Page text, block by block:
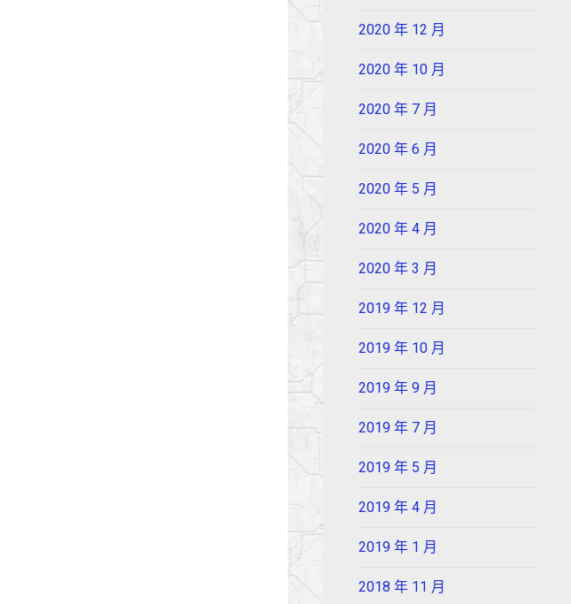
2020 年 12 月
2020 年 10 月
2020 年 7 月
2020 年 6 月
2020 年 5 月
2020 年 4 月
2020 年 3 月
2019 年 12 月
2019 年 10 月
2019 年 9 月
2019 年 7 月
2019 年 5 月
2019 年 4 月
2019 年 1 月
2018 年 11 月